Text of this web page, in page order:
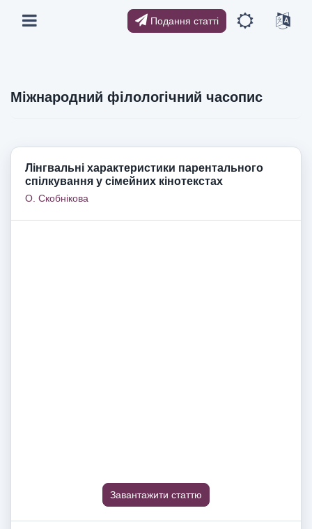
Подання статті
Міжнародний філологічний часопис
Лінгвальні характеристики парентального
спілкування у сімейних кінотекстах
О. Скобнікова
Завантажити статтю